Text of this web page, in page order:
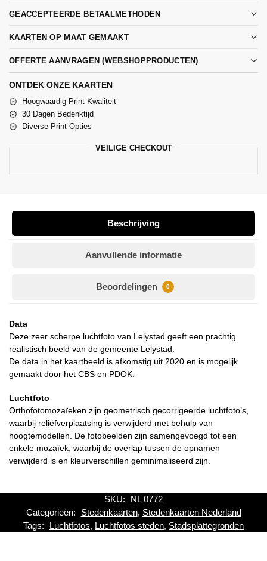
GEACCEPTEERDE BETAALMETHODEN
KAARTEN OP MAAT GEMAAKT
OFFERTE AANVRAGEN (WEBSHOPPRODUCTEN)
ONTDEK ONZE KAARTEN
Hoogwaardig Print Kwaliteit
30 Dagen Bedenktijd
Diverse Print Opties
VEILIGE CHECKOUT
Beschrijving
Aanvullende informatie
Beoordelingen 0
Data
Deze zeer scherpe luchtfoto van Lelystad geeft een prachtig
realistisch beeld van de gemeente Lelystad.
De data in het kaartbeeld is afkomstig uit 2020 en is mogelijk
gemaakt door het CBS en PDOK.
Luchtfoto
Orthofotomozaïeken zijn geometrisch gecorrigeerde luchtfoto’s,
waarbij reliëfverplaatsing is verwijderd met behulp van
hoogtemodellen. De fotobeelden zijn samengevoegd tot een
enkele mozaïek, waarbij de overlap tussen de opnamen
verwijderd is en kleurverschillen geminimaliseerd zijn.
SKU:
NL 0772
Categorieën:
Stedenkaarten, Stedenkaarten Nederland
Tags:
Luchtfotos, Luchtfotos steden, Stadsplattegronden